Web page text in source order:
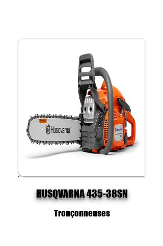
HUSQVARNA 435-38SN
Tronçonneuses